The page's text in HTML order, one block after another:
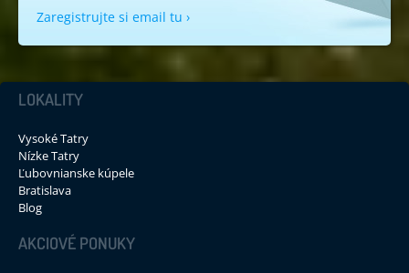
Zaregistrujte si email tu ›
LOKALITY
Vysoké Tatry
Nízke Tatry
Ľubovnianske kúpele
Bratislava
Blog
AKCIOVÉ PONUKY